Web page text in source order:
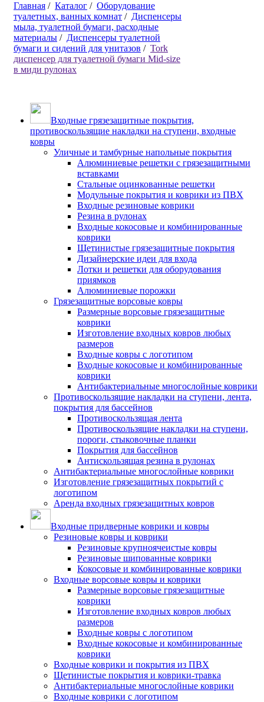
Главная / Каталог / Оборудование
туалетных, ванных комнат / Диспенсеры
мыла, туалетной бумаги, расходные
материалы / Диспенсеры туалетной
бумаги и сидений для унитазов / Tork
диспенсер для туалетной бумаги Mid-size
в миди рулонах
Входные грязезащитные покрытия,
противоскользящие накладки на ступени, входные
ковры
Уличные и тамбурные напольные покрытия
Алюминиевые решетки с грязезащитными
вставками
Стальные оцинкованные решетки
Модульные покрытия и коврики из ПВХ
Входные резиновые коврики
Резина в рулонах
Входные кокосовые и комбинированные
коврики
Щетинистые грязезащитные покрытия
Дизайнерские идеи для входа
Лотки и решетки для оборудования
приямков
Алюминиевые порожки
Грязезащитные ворсовые ковры
Размерные ворсовые грязезащитные
коврики
Изготовление входных ковров любых
размеров
Входные ковры с логотипом
Входные кокосовые и комбинированные
коврики
Антибактериальные многослойные коврики
Противоскользящие накладки на ступени, лента,
покрытия для бассейнов
Противоскользящая лента
Противоскользящие накладки на ступени,
пороги, стыковочные планки
Покрытия для бассейнов
Антискользящая резина в рулонах
Антибактериальные многослойные коврики
Изготовление грязезащитных покрытий с
логотипом
Аренда входных грязезащитных ковров
Входные придверные коврики и ковры
Резиновые ковры и коврики
Резиновые крупноячеистые ковры
Резиновые шипованные коврики
Кокосовые и комбинированные коврики
Входные ворсовые ковры и коврики
Размерные ворсовые грязезащитные
коврики
Изготовление входных ковров любых
размеров
Входные ковры с логотипом
Входные кокосовые и комбинированные
коврики
Входные коврики и покрытия из ПВХ
Щетинистые покрытия и коврики-травка
Антибактериальные многослойные коврики
Входные коврики с логотипом